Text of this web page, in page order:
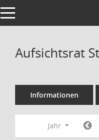
Toggle navigation
Aufsichtsrat
Informationen
Jahr